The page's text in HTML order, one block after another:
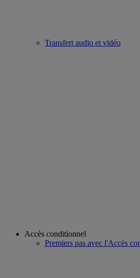
Transfert audio et vidéo
Accès conditionnel
Premiers pas avec l'Accès